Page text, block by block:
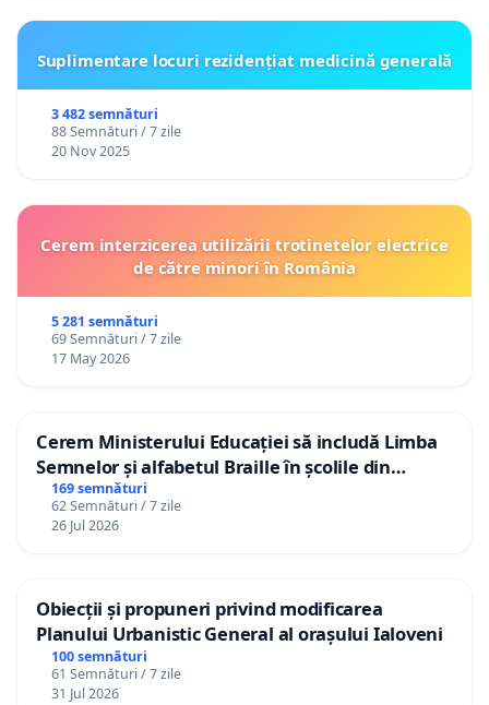
Suplimentare locuri rezidențiat medicină generală
3 482 semnături
88 Semnături / 7 zile
20 Nov 2025
Cerem interzicerea utilizării trotinetelor electrice
de către minori în România
5 281 semnături
69 Semnături / 7 zile
17 May 2026
Cerem Ministerului Educației să includă Limba
Semnelor și alfabetul Braille în școlile din
Republica Moldova!
169 semnături
62 Semnături / 7 zile
26 Jul 2026
Obiecții și propuneri privind modificarea
Planului Urbanistic General al orașului Ialoveni
100 semnături
61 Semnături / 7 zile
31 Jul 2026